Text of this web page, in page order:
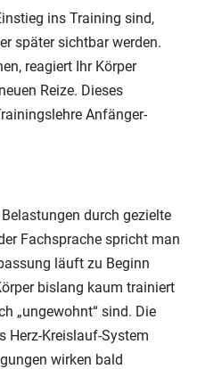
ins Training sind,
später sichtbar werden.
reagiert Ihr Körper
Reize. Dieses
Anfänger-
durch gezielte
Fachsprache spricht man
läuft zu Beginn
bislang kaum trainiert
„ungewohnt“ sind. Die
Herz-Kreislauf-System
wirken bald